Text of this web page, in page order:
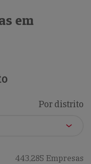
em
Por distrito
443,285 Empresas